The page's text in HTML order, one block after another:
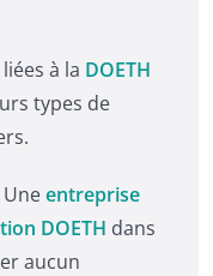
à la DOETH
types de
Uneentreprise
DOETH dans
aucun